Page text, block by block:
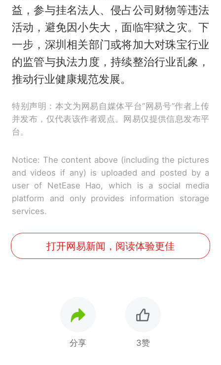
益，参与挂名法人、侵占公司财物等违法
活动，避免因小失大，面临牢狱之灾。下
一步，深圳相关部门或将加大对珠宝行业
的监管与执法力度，持续整治行业乱象，
推动行业健康规范发展。
特别声明：本文为网易自媒体平台“网易号”作者上传
并发布，仅代表该作者观点。网易仅提供信息发布平
台。
Notice: The content above (including the pictures
and videos if any) is uploaded and posted by a
user of NetEase Hao, which is a social media
platform and only provides information storage
services.
打开网易新闻，阅读体验更佳
分享 3赞